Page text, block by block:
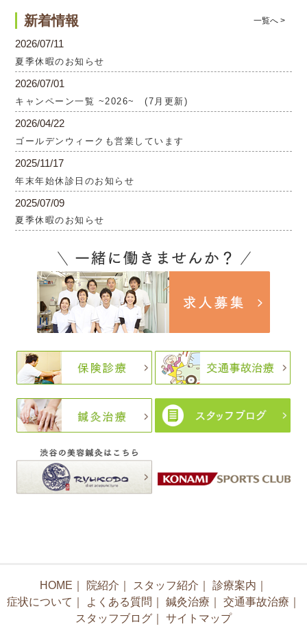
新着情報 一覧へ >
2026/07/11
夏季休暇のお知らせ
2026/07/01
キャンペーン一覧 ~2026~ (7月更新)
2026/04/22
ゴールデンウィークも営業しています
2025/11/17
年末年始休診日のお知らせ
2025/07/09
夏季休暇のお知らせ
HOME 院紹介 スタッフ紹介 診療案内
症状について
よくある質問 鍼灸治療 交通事故治療
スタッフブログ
サイトマップ